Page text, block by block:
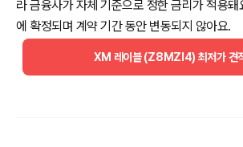
라 금융사가 자체 기준으로 정한 금리가 적용돼
에 확정되며 계약 기간 동안 변동되지 않아요.
XM 레이블 (Z8MZI4) 최저가 견